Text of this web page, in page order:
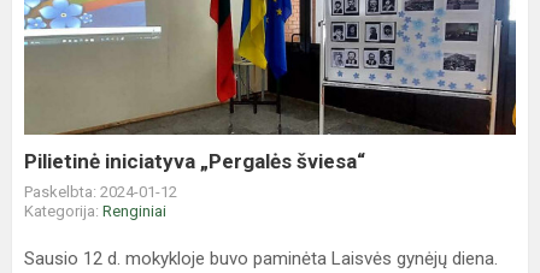
„Pergalės
šviesa“
Pilietinė iniciatyva „Pergalės šviesa“
Paskelbta: 2024-01-12
Kategorija: Renginiai
Sausio 12 d. mokykloje buvo paminėta Laisvės gynėjų diena.